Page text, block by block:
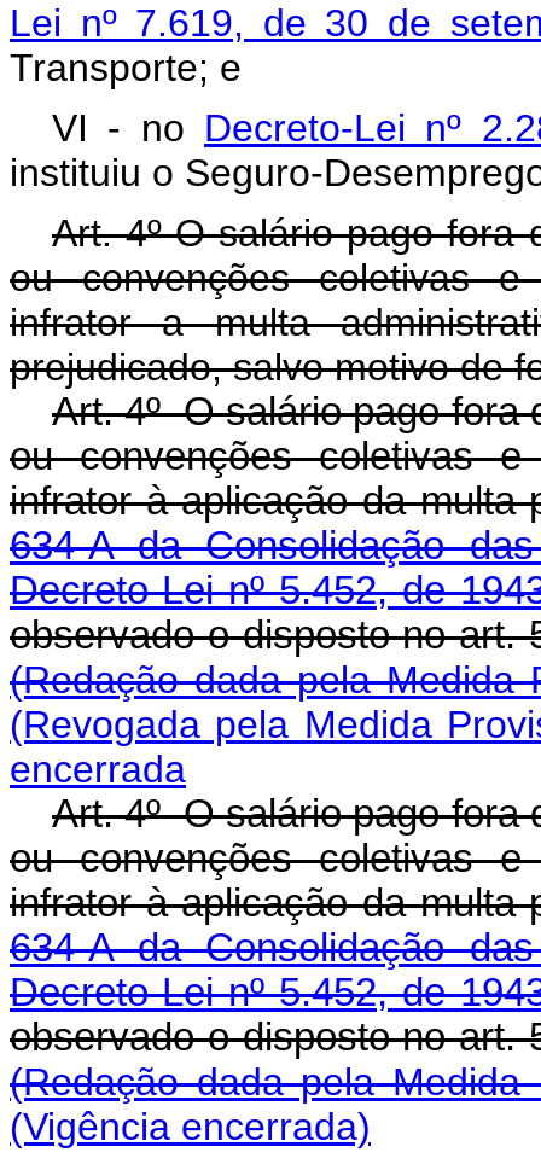
Lei nº 7.619, de 30 de
Transporte; e
VI - no Decreto-Lei nº
instituiu o Seguro-
Art. 4º O salário pago fora
ou convenções coletivas
infrator a multa
prejudicado, salvo motivo de
Art. 4º O salário pago fora
ou convenções coletivas
infrator à aplicação da multa
634-A da Consolidação
Decreto-Lei nº 5.452, de
observado o disposto no art.
(Redação dada pela Medida
(Revogada pela Medida
encerrada
Art. 4º O salário pago fora
ou convenções coletivas
infrator à aplicação da multa
634-A da Consolidação
Decreto-Lei nº 5.452, de
observado o disposto no art.
(Redação dada pela
(Vigência encerrada)